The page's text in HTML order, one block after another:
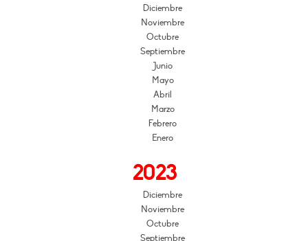
Diciembre
Noviembre
Octubre
Septiembre
Junio
Mayo
Abril
Marzo
Febrero
Enero
2023
Diciembre
Noviembre
Octubre
Septiembre